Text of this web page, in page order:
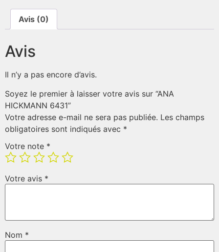
Avis (0)
Avis
Il n’y a pas encore d’avis.
Soyez le premier à laisser votre avis sur “ANA
HICKMANN 6431”
Votre adresse e-mail ne sera pas publiée. Les champs
obligatoires sont indiqués avec *
Votre note *
Votre avis *
Nom *